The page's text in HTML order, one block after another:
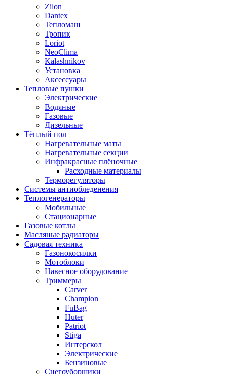
Zilon
Dantex
Тепломаш
Тропик
Loriot
NeoClima
Kalashnikov
Установка
Аксессуары
Тепловые пушки
Электрические
Водяные
Газовые
Дизельные
Тёплый пол
Нагревательные маты
Нагревательные секции
Инфракрасные плёночные
Расходные материалы
Терморегуляторы
Системы антиобледенения
Теплогенераторы
Мобильные
Стационарные
Газовые котлы
Масляные радиаторы
Садовая техника
Газонокосилки
Мотоблоки
Навесное оборудование
Триммеры
Carver
Champion
FuBag
Huter
Patriot
Stiga
Интерскол
Электрические
Бензиновые
Снегоуборщики